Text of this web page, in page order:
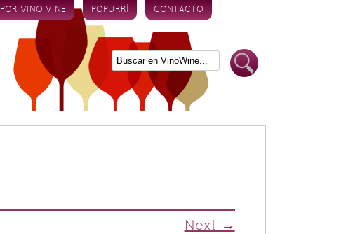
POR VINO VINE POPURRÍ CONTACTO
Next →